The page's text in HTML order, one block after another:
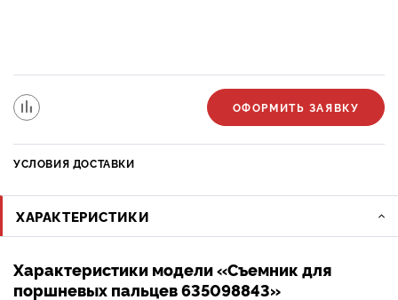
ОФОРМИТЬ ЗАЯВКУ
УСЛОВИЯ ДОСТАВКИ
ХАРАКТЕРИСТИКИ
Характеристики модели «Съемник для
поршневых пальцев 635098843»